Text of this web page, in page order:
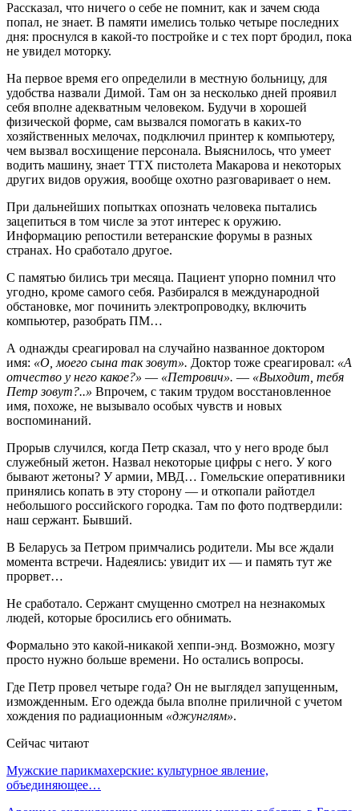
Рассказал, что ничего о себе не помнит, как и зачем сюда
попал, не знает. В памяти имелись только четыре последних
дня: проснулся в какой-то постройке и с тех порт бродил, пока
не увидел моторку.
На первое время его определили в местную больницу, для
удобства назвали Димой. Там он за несколько дней проявил
себя вполне адекватным человеком. Будучи в хорошей
физической форме, сам вызвался помогать в каких-то
хозяйственных мелочах, подключил принтер к компьютеру,
чем вызвал восхищение персонала. Выяснилось, что умеет
водить машину, знает ТТХ пистолета Макарова и некоторых
других видов оружия, вообще охотно разговаривает о нем.
При дальнейших попытках опознать человека пытались
зацепиться в том числе за этот интерес к оружию.
Информацию репостили ветеранские форумы в разных
странах. Но сработало другое.
С памятью бились три месяца. Пациент упорно помнил что
угодно, кроме самого себя. Разбирался в международной
обстановке, мог починить электропроводку, включить
компьютер, разобрать ПМ…
А однажды среагировал на случайно названное доктором
имя: «О, моего сына так зовут». Доктор тоже среагировал: «А
отчество у него какое?» — «Петрович». — «Выходит, тебя
Петр зовут?..» Впрочем, с таким трудом восстановленное
имя, похоже, не вызывало особых чувств и новых
воспоминаний.
Прорыв случился, когда Петр сказал, что у него вроде был
служебный жетон. Назвал некоторые цифры с него. У кого
бывают жетоны? У армии, МВД… Гомельские оперативники
принялись копать в эту сторону — и откопали райотдел
небольшого российского городка. Там по фото подтвердили:
наш сержант. Бывший.
В Беларусь за Петром примчались родители. Мы все ждали
момента встречи. Надеялись: увидит их — и память тут же
прорвет…
Не сработало. Сержант смущенно смотрел на незнакомых
людей, которые бросились его обнимать.
Формально это какой-никакой хеппи-энд. Возможно, мозгу
просто нужно больше времени. Но остались вопросы.
Где Петр провел четыре года? Он не выглядел запущенным,
изможденным. Его одежда была вполне приличной с учетом
хождения по радиационным «джунглям».
Сейчас читают
Мужские парикмахерские: культурное явление,
объединяющее…